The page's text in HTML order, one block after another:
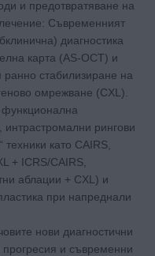
и предотвратяване на
Съвременният
диагностика
карта (AS-OCT) и
стабилизиране на
омрежване (CXL).
рингови
като CAIRS,
+ ICRS/CAIRS,
аблации + CXL) и
при напреднали
нови диагностични
прогресия и съвременни